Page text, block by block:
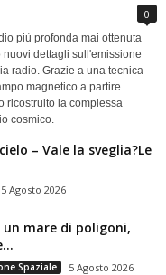
0
più profonda mai ottenuta
dettagli sull'emissione
radio. Grazie a una tecnica
magnetico a partire
ricostruito la complessa
cosmico.
– Vale la sveglia?Le
5 Agosto 2026
un mare di poligoni,
Spaziale 5 Agosto 2026